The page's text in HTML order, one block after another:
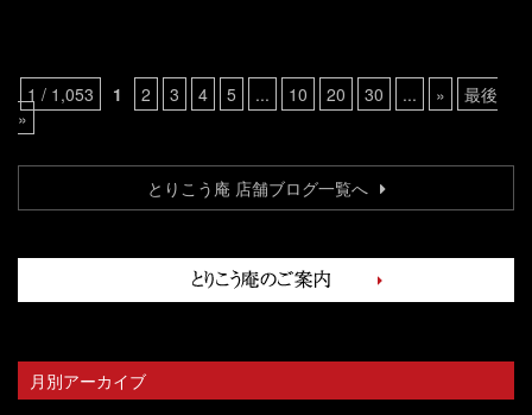
1 / 1,053 1 2 3 4 5 ... 10 20 30 ... »
最後
»
とりこう庵 店舗ブログ一覧へ
月別アーカイブ